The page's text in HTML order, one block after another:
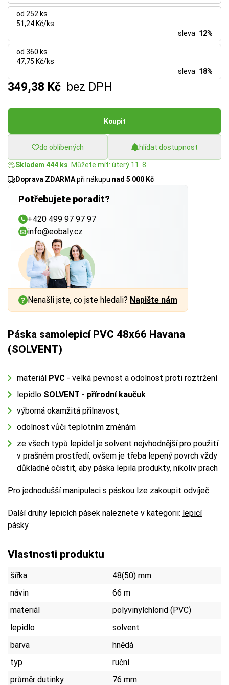
od 252 ks
51,24 Kč/ks
sleva 12%
od 360 ks
47,75 Kč/ks
sleva 18%
349,38 Kč bez DPH
Koupit
do oblíbených hlídat dostupnost
Skladem 444 ks . Můžete mít: úterý 11. 8.
Doprava ZDARMApři nákupu nad 5 000 Kč
Potřebujete poradit?
+420 499 97 97 97
info@eobaly.cz
Nenašli jste, co jste hledali? Napište nám
Páska samolepicí PVC 48x66 Havana
(SOLVENT)
materiál PVC - velká pevnost a odolnost proti roztržení
lepidlo SOLVENT - přírodní kaučuk
výborná okamžitá přilnavost,
odolnost vůči teplotním změnám
ze všech typů lepidel je solvent nejvhodnější pro použití
v prašném prostředí, ovšem je třeba lepený povrch vždy
důkladně očistit, aby páska lepila produkty, nikoliv prach
Pro jednodušší manipulaci s páskou lze zakoupit odvíječ
Další druhy lepicích pásek naleznete v kategorii: lepicí
pásky
Vlastnosti produktu
šířka
48(50) mm
návin
66 m
materiál
polyvinylchlorid (PVC)
lepidlo
solvent
barva
hnědá
typ
ruční
průměr dutinky
76 mm